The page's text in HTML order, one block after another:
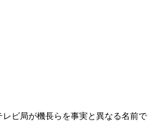
ビ局が機長らを事実と異なる名前で